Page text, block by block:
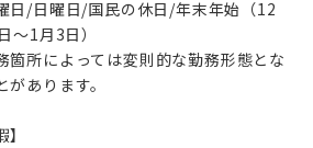
日/日曜日/国民の休日/年末年始（12
～1月3日）
箇所によっては変則的な勤務形態とな
があります。
】